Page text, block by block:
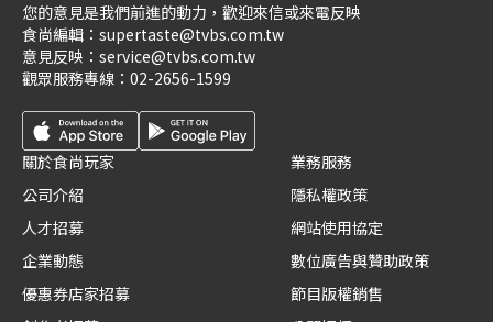
您的意見是我們前進的動力，歡迎來信或來電反映
食尚編輯： supertaste@tvbs.com.tw
意見反映： service@tvbs.com.tw
觀眾服務專線： 02-2656-1599
關於食尚玩家
公司介紹
人才招募
企業動態
優惠券店家招募
業務服務
隱私權政策
網站使用協定
數位廣告與贊助政策
節目版權銷售